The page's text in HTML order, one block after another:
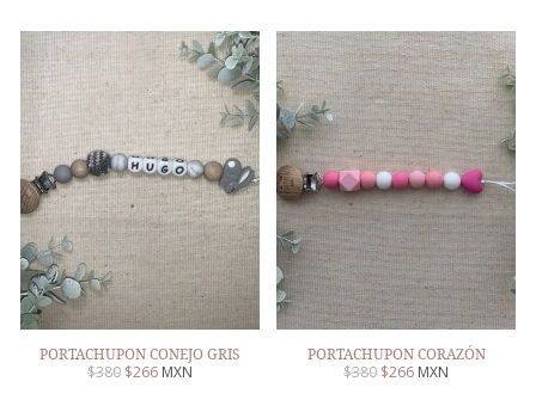
PORTACHUPON CONEJO GRIS
$380 $266 MXN
PORTACHUPON CORAZÓN
$380 $266 MXN